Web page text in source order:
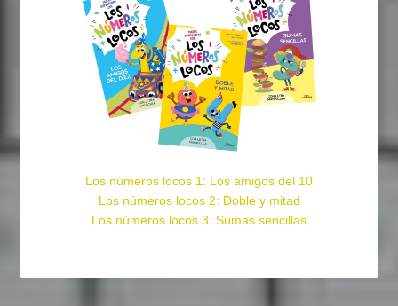
Los números locos 1: Los amigos del 10
Los números locos 2: Doble y mitad
Los números locos 3: Sumas sencillas